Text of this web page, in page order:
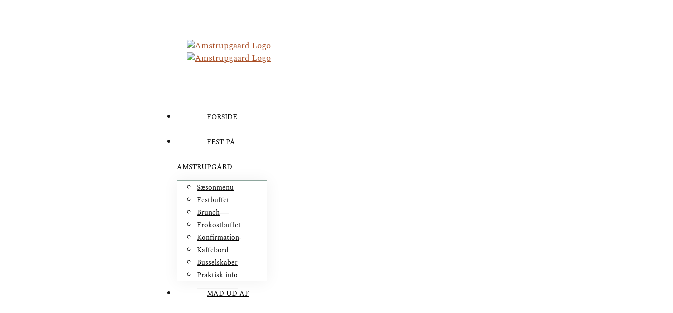
FORSIDE
FEST PÅ
AMSTRUPGÅRD
Sæsonmenu
Festbuffet
Brunch
Frokostbuffet
Konfirmation
Kaffebord
Busselskaber
Praktisk info
MAD UD AF